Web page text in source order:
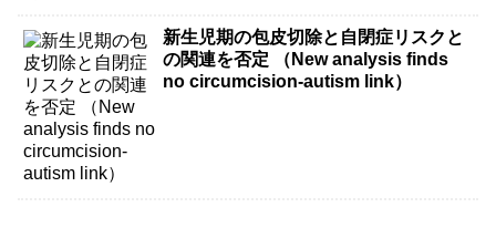
新生児期の包皮切除と自閉症リスクと
の関連を否定 （New analysis finds
no circumcision-autism link）